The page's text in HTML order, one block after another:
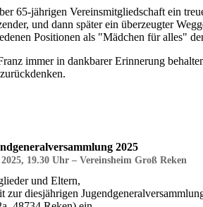
65-jährigen Vereinsmitgliedschaft ein
und dann später ein überzeugter
Positionen als "Mädchen für alles"
immer in dankbarer Erinnerung
2025
19.30 Uhr – Vereinsheim Groß Reken
und Eltern,
zur diesjährigen